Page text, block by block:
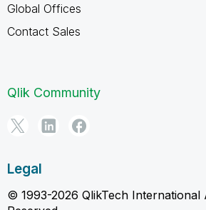
Global Offices
Contact Sales
Qlik Community
Legal
© 1993-2026 QlikTech International